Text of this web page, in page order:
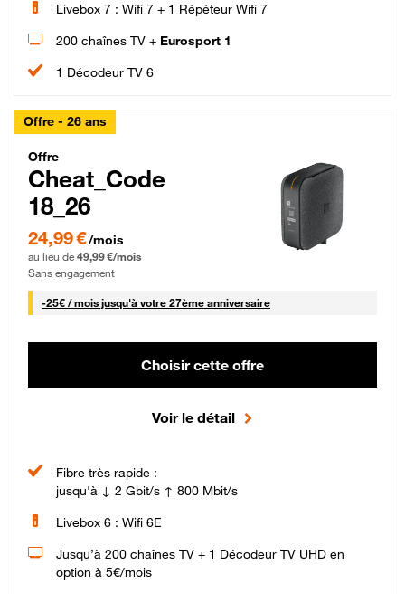
Livebox 7 : Wifi 7 + 1 Répéteur Wifi 7
200 chaînes TV + Eurosport 1
1 Décodeur TV 6
Offre - 26 ans
Cheat_Code Fibre_18_26
Offre
Cheat_Code
18_26
24,99 € par mois pendant 0 mois puis 49,99 € par mois, Sans engagement
24,99 €/mois
au lieu de 49,99 €/mois
Sans engagement
-25€ / mois25 € par mois
jusqu'à votre 27ème anniversaire
Choisir cette offre
Voir le détail
Fibre très rapide :
jusqu'à ↓ 2 Gbit/s ↑ 800 Mbit/s
Livebox 6 : Wifi 6E
Jusqu’à 200 chaînes TV + 1 Décodeur TV UHD en
option à 5€/mois